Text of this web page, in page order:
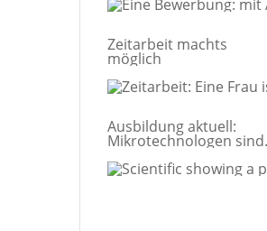
Zeitarbeit machts
möglich
Ausbildung aktuell:
Mikrotechnologen sind